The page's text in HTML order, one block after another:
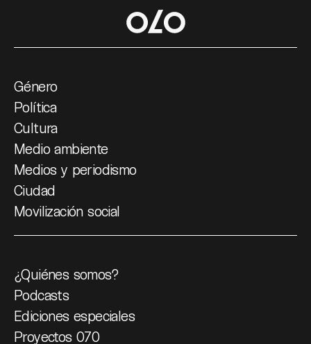
Género
Política
Cultura
Medio ambiente
Medios y periodismo
Ciudad
Movilización social
¿Quiénes somos?
Podcasts
Ediciones especiales
Proyectos 070